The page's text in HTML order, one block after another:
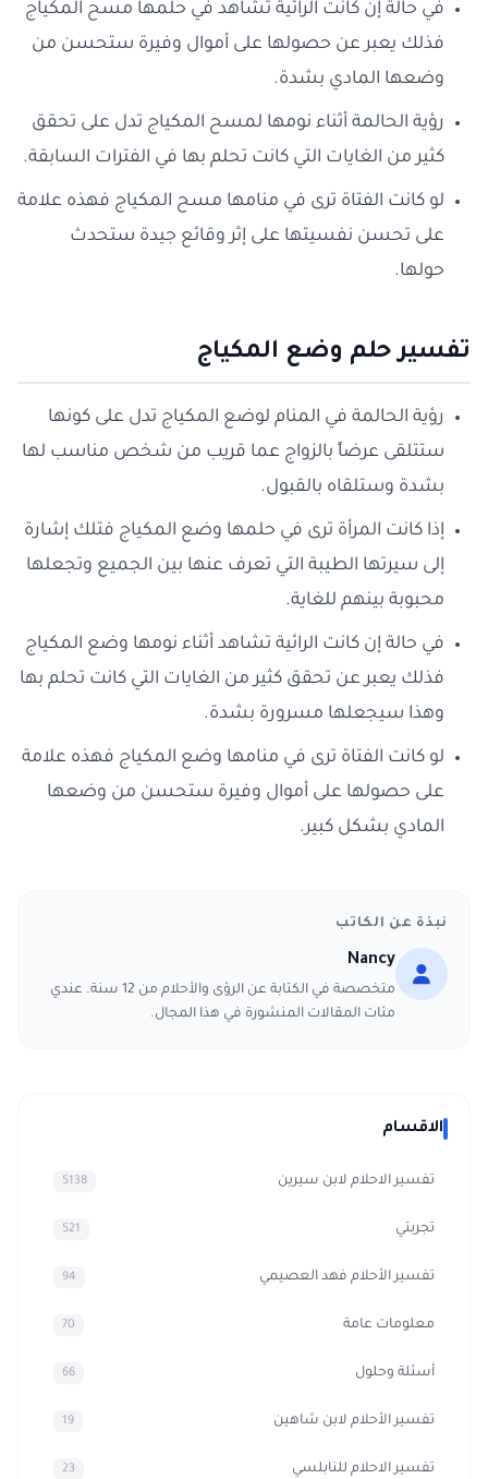
في حالة إن كانت الرائية تشاهد في حلمها مسح المكياج
فذلك يعبر عن حصولها على أموال وفيرة ستحسن من
وضعها المادي بشدة.
رؤية الحالمة أثناء نومها لمسح المكياج تدل على تحقق
كثير من الغايات التي كانت تحلم بها في الفترات السابقة.
لو كانت الفتاة ترى في منامها مسح المكياج فهذه علامة
على تحسن نفسيتها على إثر وقائع جيدة ستحدث
حولها.
تفسير حلم وضع المكياج
رؤية الحالمة في المنام لوضع المكياج تدل على كونها
ستتلقى عرضاً بالزواج عما قريب من شخص مناسب لها
بشدة وستلقاه بالقبول.
إذا كانت المرأة ترى في حلمها وضع المكياج فتلك إشارة
إلى سيرتها الطيبة التي تعرف عنها بين الجميع وتجعلها
محبوبة بينهم للغاية.
في حالة إن كانت الرائية تشاهد أثناء نومها وضع المكياج
فذلك يعبر عن تحقق كثير من الغايات التي كانت تحلم بها
وهذا سيجعلها مسرورة بشدة.
لو كانت الفتاة ترى في منامها وضع المكياج فهذه علامة
على حصولها على أموال وفيرة ستحسن من وضعها
المادي بشكل كبير.
نبذة عن الكاتب
Nancy
متخصصة في الكتابة عن الرؤى والأحلام من 12 سنة. عندي
مئات المقالات المنشورة في هذا المجال.
الاقسام
تفسير الاحلام لابن سيرين 5138
تجربتي 521
تفسير الأحلام فهد العصيمي 94
معلومات عامة 70
أسئلة وحلول 66
تفسير الأحلام لابن شاهين 19
تفسير الاحلام للنابلسي 23